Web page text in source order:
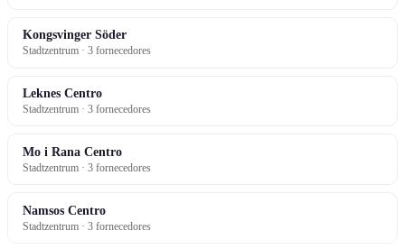
Kongsvinger Söder
Stadtzentrum · 3 fornecedores
Leknes Centro
Stadtzentrum · 3 fornecedores
Mo i Rana Centro
Stadtzentrum · 3 fornecedores
Namsos Centro
Stadtzentrum · 3 fornecedores